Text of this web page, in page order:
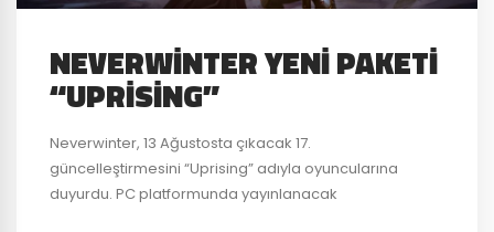
NEVERWINTER YENI PAKETI
“UPRISING”
Neverwinter, 13 Ağustosta çıkacak 17.
güncelleştirmesini “Uprising” adıyla oyuncularına
duyurdu. PC platformunda yayınlanacak